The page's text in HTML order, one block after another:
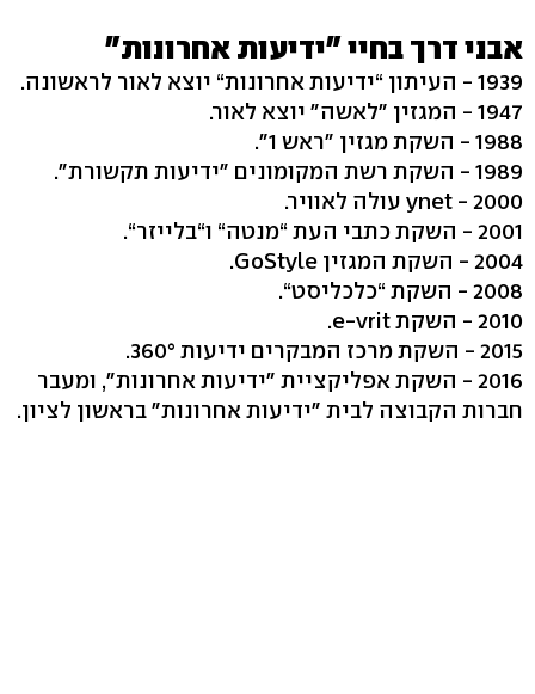
אבני דרך בחיי "ידיעות אחרונות"
1939 - העיתון “ידיעות אחרונות“ יוצא לאור לראשונה.
1947 - המגזין "לאשה" יוצא לאור.
1988 - השקת מגזין "ראש 1".
1989 - השקת רשת המקומונים "ידיעות תקשורת".
2000 - ynet עולה לאוויר.
2001 - השקת כתבי העת “מנטה“ ו“בלייזר“.
2004 - השקת המגזין GoStyle.
2008 - השקת “כלכליסט“.
2010 - השקת e-vrit.
2015 - השקת מרכז המבקרים ידיעות 360°.
2016 - השקת אפליקציית "ידיעות אחרונות", ומעבר
חברות הקבוצה לבית "ידיעות אחרונות" בראשון לציון.